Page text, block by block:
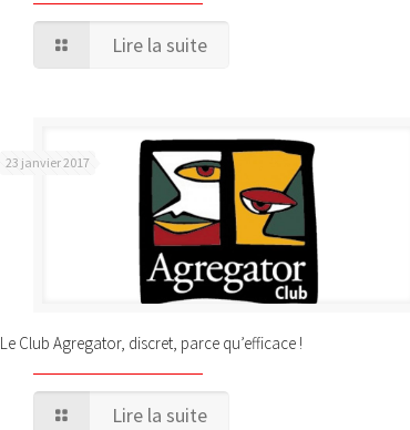
Lire la suite
23 janvier 2017
Le Club Agregator, discret, parce qu’efficace !
Lire la suite